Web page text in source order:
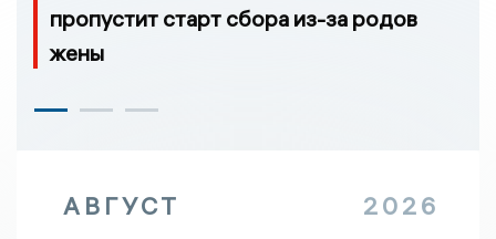
пропустит старт сбора из-за родов
жены
АВГУСТ 2026